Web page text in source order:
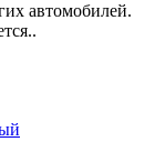
автомобилей.